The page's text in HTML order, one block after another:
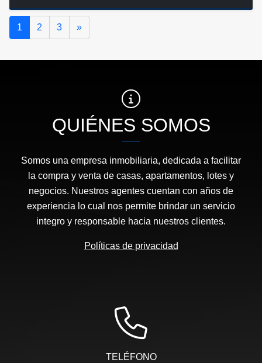
1 2 3 »Siguiente
QUIÉNES SOMOS
Somos una empresa inmobiliaria, dedicada a facilitar
la compra y venta de casas, apartamentos, lotes y
negocios. Nuestros agentes cuentan con años de
experiencia lo cual nos permite brindar un servicio
integro y responsable hacia nuestros clientes.
Políticas de privacidad
TELÉFONO